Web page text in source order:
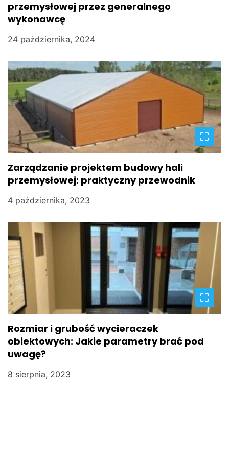
p
i
u
przemysłowej przez generalnego
wykonawcę
24 października, 2024
Zarządzanie projektem budowy hali
przemysłowej: praktyczny przewodnik
4 października, 2023
Rozmiar i grubość wycieraczek
obiektowych: Jakie parametry brać pod
uwagę?
8 sierpnia, 2023